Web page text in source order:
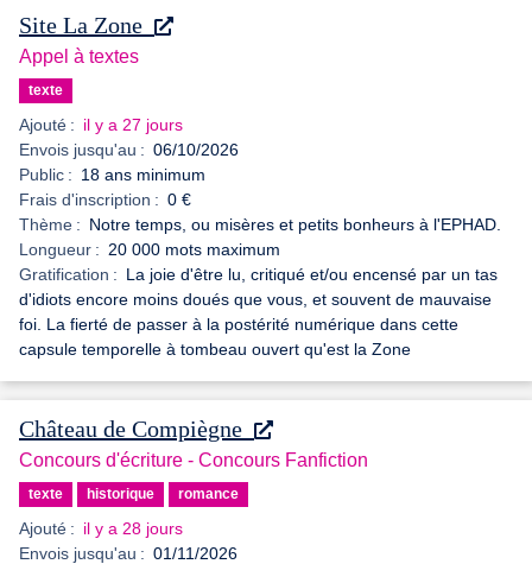
Site La Zone
Appel à textes
texte
Ajouté : il y a 27 jours
Envois jusqu'au : 06/10/2026
Public : 18 ans minimum
Frais d'inscription : 0 €
Thème : Notre temps, ou misères et petits bonheurs à l'EPHAD.
Longueur : 20 000 mots maximum
Gratification : La joie d'être lu, critiqué et/ou encensé par un tas
d'idiots encore moins doués que vous, et souvent de mauvaise
foi. La fierté de passer à la postérité numérique dans cette
capsule temporelle à tombeau ouvert qu'est la Zone
Château de Compiègne
Concours d'écriture - Concours Fanfiction
texte historique romance
Ajouté : il y a 28 jours
Envois jusqu'au : 01/11/2026